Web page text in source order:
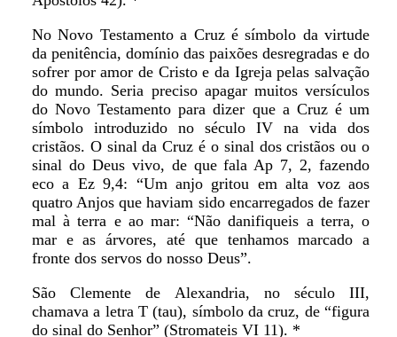
No Novo Testamento a Cruz é símbolo da virtude
da penitência, domínio das paixões desregradas e do
sofrer por amor de Cristo e da Igreja pelas salvação
do mundo. Seria preciso apagar muitos versículos
do Novo Testamento para dizer que a Cruz é um
símbolo introduzido no século IV na vida dos
cristãos. O sinal da Cruz é o sinal dos cristãos ou o
sinal do Deus vivo, de que fala Ap 7, 2, fazendo
eco a Ez 9,4: “Um anjo gritou em alta voz aos
quatro Anjos que haviam sido encarregados de fazer
mal à terra e ao mar: “Não danifiqueis a terra, o
mar e as árvores, até que tenhamos marcado a
fronte dos servos do nosso Deus”.
São Clemente de Alexandria, no século III,
chamava a letra T (tau), símbolo da cruz, de “figura
do sinal do Senhor” (Stromateis VI 11). *